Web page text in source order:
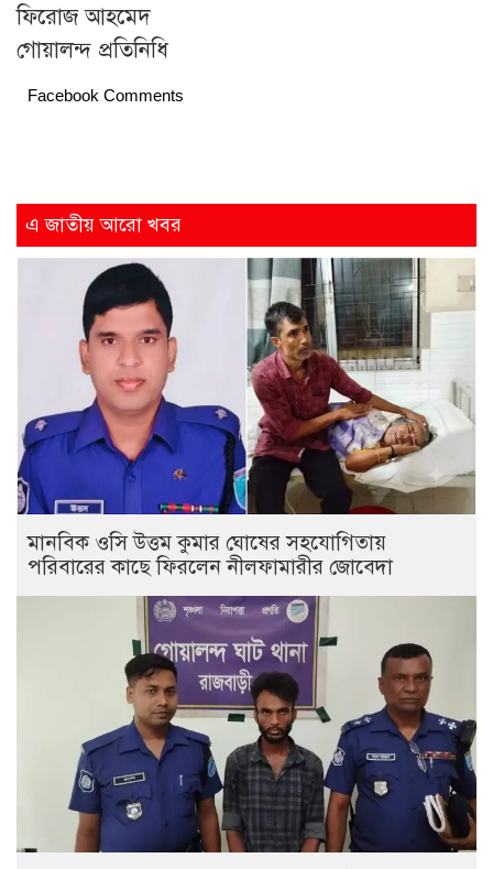
ফিরোজ আহমেদ
গোয়ালন্দ প্রতিনিধি
Facebook Comments
এ জাতীয় আরো খবর
মানবিক ওসি উত্তম কুমার ঘোষের সহযোগিতায়
পরিবারের কাছে ফিরলেন নীলফামারীর জোবেদা